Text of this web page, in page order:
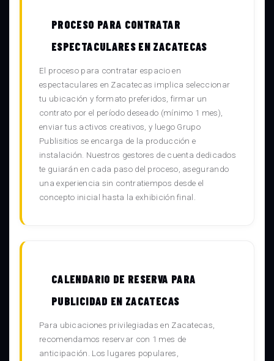
PROCESO PARA CONTRATAR
ESPECTACULARES EN ZACATECAS
El proceso para contratar espacio en
espectaculares en Zacatecas implica seleccionar
tu ubicación y formato preferidos, firmar un
contrato por el período deseado (mínimo 1 mes),
enviar tus activos creativos, y luego Grupo
Publisitios se encarga de la producción e
instalación. Nuestros gestores de cuenta dedicados
te guiarán en cada paso del proceso, asegurando
una experiencia sin contratiempos desde el
concepto inicial hasta la exhibición final.
CALENDARIO DE RESERVA PARA
PUBLICIDAD EN ZACATECAS
Para ubicaciones privilegiadas en Zacatecas,
recomendamos reservar con 1 mes de
anticipación. Los lugares populares,